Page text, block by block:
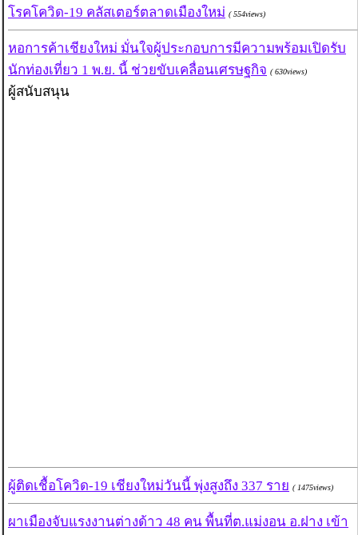
โรคโควิด-19 คลัสเตอร์ตลาดเมืองใหม่ ( 554views)
หอการค้าเชียงใหม่ มั่นใจผู้ประกอบการมีความพร้อมเปิดรับ
นักท่องเที่ยว 1 พ.ย. นี้ ช่วยขับเคลื่อนเศรษฐกิจ ( 630views)
ผู้สนับสนุน
ผู้ติดเชื้อโควิด-19 เชียงใหม่วันนี้ พุ่งสูงถึง 337 ราย ( 1475views)
ผาเมืองจับแรงงานต่างด้าว 48 คน พื้นที่ต.แม่งอน อ.ฝาง เข้า